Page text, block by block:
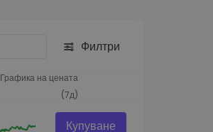
Филтри
Графика на цената
(7д)
Купуване